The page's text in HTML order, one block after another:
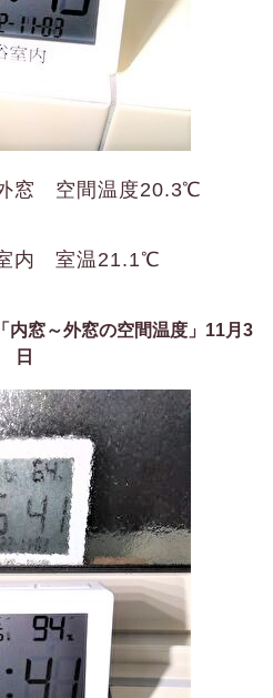
窓 空間温度20.3℃
内 室温21.1℃
内窓～外窓の空間温度」11月3
日